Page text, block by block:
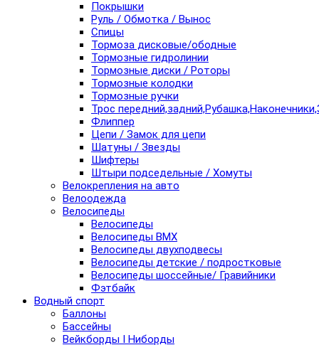
Покрышки
Руль / Обмотка / Вынос
Спицы
Тормоза дисковые/ободные
Тормозные гидролинии
Тормозные диски / Роторы
Тормозные колодки
Тормозные ручки
Трос
Флиппер
Цепи / Замок для цепи
Шатуны / Звезды
Шифтеры
Штыри подседельные / Хомуты
Велокрепления на авто
Велоодежда
Велосипеды
Велосипеды
Велосипеды BMX
Велосипеды двухподвесы
Велосипеды детские / подростковые
Велосипеды шоссейные/ Гравийники
Фэтбайк
Водный спорт
Баллоны
Бассейны
Вейкборды I Ниборды